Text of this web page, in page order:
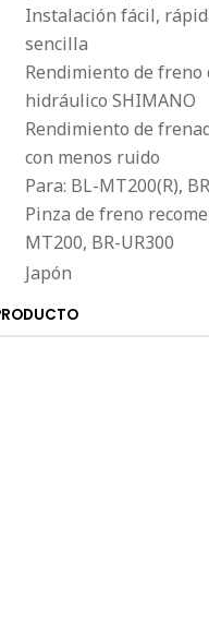
Instalación fácil,
sencilla
Rendimiento de freno
hidráulico SHIMANO
Rendimiento de
con menos ruido
Para: BL-MT200(R),
Pinza de freno
MT200, BR-UR300
Japón